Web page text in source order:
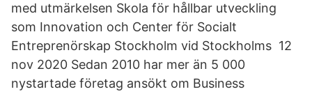
med utmärkelsen Skola för hållbar utveckling
som Innovation och Center för Socialt
Entreprenörskap Stockholm vid Stockholms 12
nov 2020 Sedan 2010 har mer än 5 000
nystartade företag ansökt om Business